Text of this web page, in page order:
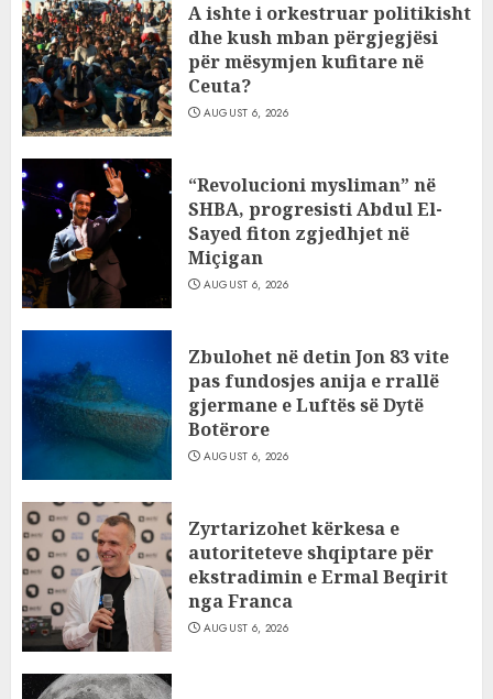
A ishte i orkestruar politikisht
dhe kush mban përgjegjësi
për mësymjen kufitare në
Ceuta?
AUGUST 6, 2026
“Revolucioni mysliman” në
SHBA, progresisti Abdul El-
Sayed fiton zgjedhjet në
Miçigan
AUGUST 6, 2026
Zbulohet në detin Jon 83 vite
pas fundosjes anija e rrallë
gjermane e Luftës së Dytë
Botërore
AUGUST 6, 2026
Zyrtarizohet kërkesa e
autoriteteve shqiptare për
ekstradimin e Ermal Beqirit
nga Franca
AUGUST 6, 2026